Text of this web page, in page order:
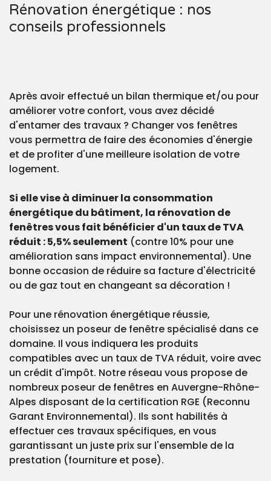
Rénovation énergétique : nos
conseils professionnels
Après avoir effectué un bilan thermique et/ou pour
améliorer votre confort, vous avez décidé
d'entamer des travaux ? Changer vos fenêtres
vous permettra de faire des économies d'énergie
et de profiter d'une meilleure isolation de votre
logement.
Si elle vise à diminuer la consommation
énergétique du bâtiment, la rénovation de
fenêtres vous fait bénéficier d'un taux de TVA
réduit : 5,5% seulement (contre 10% pour une
amélioration sans impact environnemental). Une
bonne occasion de réduire sa facture d'électricité
ou de gaz tout en changeant sa décoration !
Pour une rénovation énergétique réussie,
choisissez un poseur de fenêtre spécialisé dans ce
domaine. Il vous indiquera les produits
compatibles avec un taux de TVA réduit, voire avec
un crédit d'impôt. Notre réseau vous propose de
nombreux poseur de fenêtres en Auvergne-Rhône-
Alpes disposant de la certification RGE (Reconnu
Garant Environnemental). Ils sont habilités à
effectuer ces travaux spécifiques, en vous
garantissant un juste prix sur l'ensemble de la
prestation (fourniture et pose).